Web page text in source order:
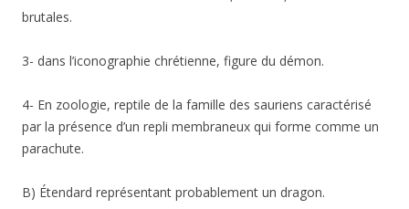
brutales.
3- dans l’iconographie chrétienne, figure du démon.
4- En zoologie, reptile de la famille des sauriens caractérisé
par la présence d’un repli membraneux qui forme comme un
parachute.
B) Étendard représentant probablement un dragon.